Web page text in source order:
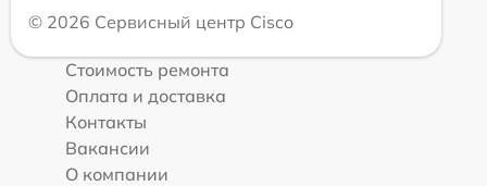
© 2026 Сервисный центр Cisco
Стоимость ремонта
Оплата и доставка
Контакты
Вакансии
О компании